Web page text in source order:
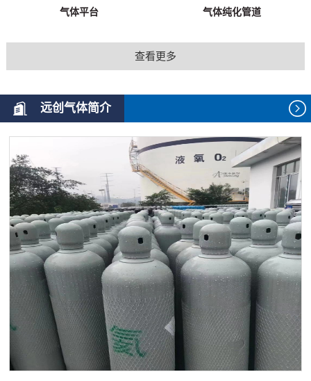
气体平台 气体纯化管道
查看更多
远创气体简介